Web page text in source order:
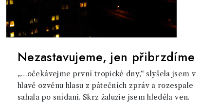
Nezastavujeme, jen přibrzdíme
„…očekávejme první tropické dny,“ slyšela jsem v
hlavě ozvěnu hlasu z pátečních zpráv a rozespale
sahala po snídani. Skrz žaluzie jsem hleděla ven.